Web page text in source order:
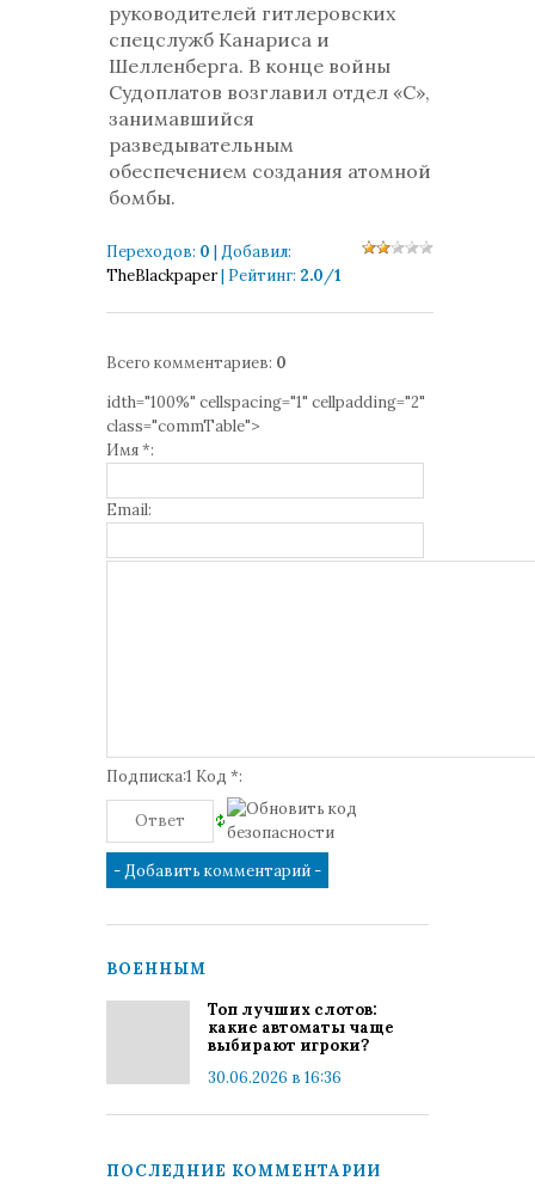
руководителей гитлеровских
спецслужб Канариса и
Шелленберга. В конце войны
Судоплатов возглавил отдел «С»,
занимавшийся
разведывательным
обеспечением создания атомной
бомбы.
Переходов: 0 | Добавил:
TheBlackpaper| Рейтинг: 2.0/1
Всего комментариев: 0
idth="100%" cellspacing="1" cellpadding="2"
class="commTable">
Имя *:
Email:
Подписка:1 Код *:
ВОЕННЫМ
Топ лучших слотов:
какие автоматы чаще
выбирают игроки?
30.06.2026 в 16:36
ПОСЛЕДНИЕ КОММЕНТАРИИ